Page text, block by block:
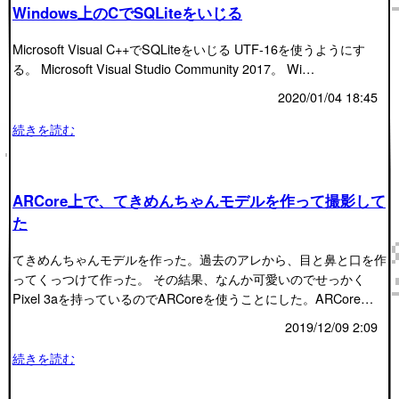
Windows上のCでSQLiteをいじる
Microsoft Visual C++でSQLiteをいじる UTF-16を使うようにす
る。 Microsoft Visual Studio Community 2017。 Wi…
2020/01/04 18:45
続きを読む
ARCore上で、てきめんちゃんモデルを作って撮影して
た
てきめんちゃんモデルを作った。過去のアレから、目と鼻と口を作
ってくっつけて作った。 その結果、なんか可愛いのでせっかく
Pixel 3aを持っているのでARCoreを使うことにした。ARCore…
2019/12/09 2:09
続きを読む